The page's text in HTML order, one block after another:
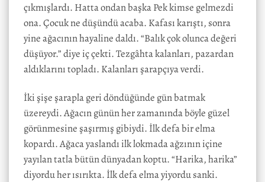
çıkmışlardı. Hatta ondan başka Pek kimse gelmezdi
ona. Çocuk ne düşündü acaba. Kafası karıştı, sonra
yine ağacının hayaline daldı. “Balık çok olunca değeri
düşüyor.” diye iç çekti. Tezgâhta kalanları, pazardan
aldıklarını topladı. Kalanları şarapçıya verdi.
İki şişe şarapla geri döndüğünde gün batmak
üzereydi. Ağacın günün her zamanında böyle güzel
görünmesine şaşırmış gibiydi. İlk defa bir elma
kopardı. Ağaca yaslandı ilk lokmada ağzının içine
yayılan tatla bütün dünyadan koptu. “Harika, harika”
diyordu her ısırıkta. İlk defa elma yiyordu sanki.